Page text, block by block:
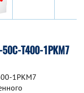
50С-Т400-1РКМ7
1РКМ7